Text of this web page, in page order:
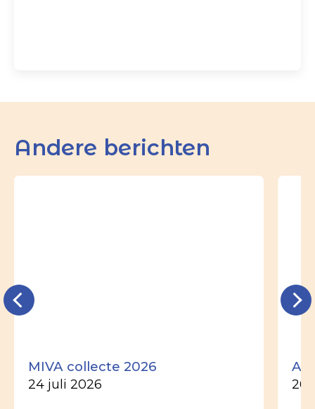
Andere berichten
MIVA collecte 2026
24 juli 2026 26